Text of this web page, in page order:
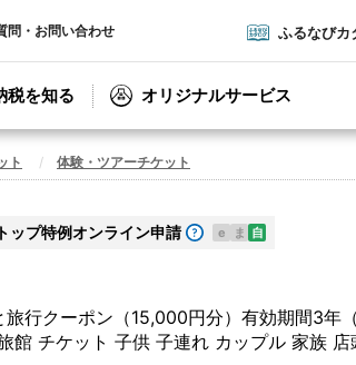
問・お問い合わせ ふるなびカ
税を知る オリジナルサービス
ト 体験・ツアーチケット
ップ特例オンライン申請 e ま 自
旅行クーポン（15,000円分）有効期間3年
館 チケット 子供 子連れ カップル 家族